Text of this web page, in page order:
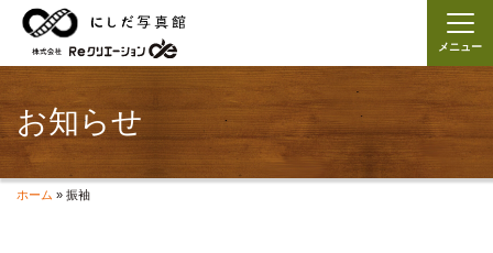
メニュー
お知らせ
ホーム » 振袖